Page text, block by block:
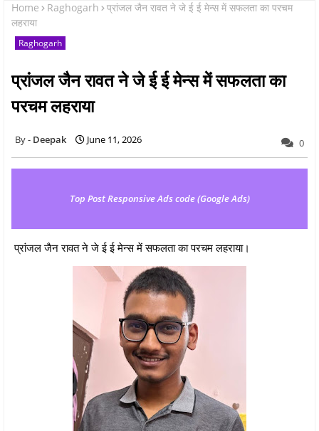
Home Raghogarh
प्रांजल जैन रावत ने जे ई ई मेन्स में सफलता का परचम
लहराया
Raghogarh
प्रांजल जैन रावत ने जे ई ई मेन्स में सफलता का
परचम लहराया
Deepak June 11, 2026 0
Top Post Responsive Ads code (Google Ads)
प्रांजल जैन रावत ने जे ई ई मेन्स में सफलता का परचम लहराया।